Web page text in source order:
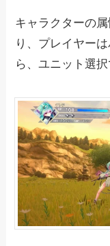
キャラクターの
り、プレイヤー
ら、ユニット選